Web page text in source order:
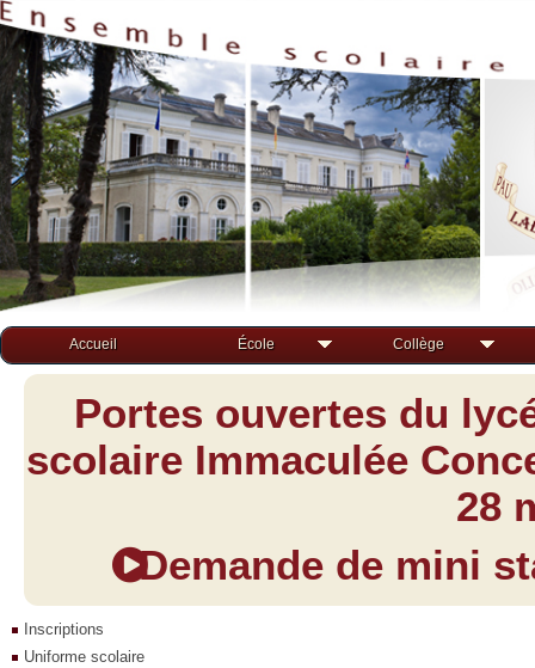
Accueil École Collège
Portes ouvertes du
scolaire Immaculée
28
Demande de mini
Inscriptions
Uniforme scolaire